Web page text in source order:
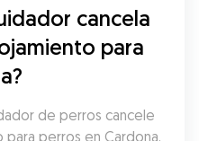
cancela
para
de perros cancele
perros en Cardona,